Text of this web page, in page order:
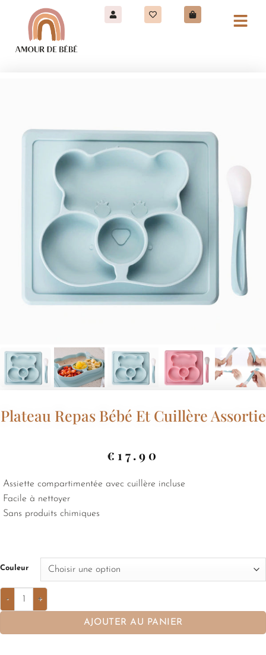
Plateau Repas Bébé Et Cuillère Assortie
€ 17.90
Assiette compartimentée avec cuillère incluse
Facile à nettoyer
Sans produits chimiques
Couleur
AJOUTER AU PANIER